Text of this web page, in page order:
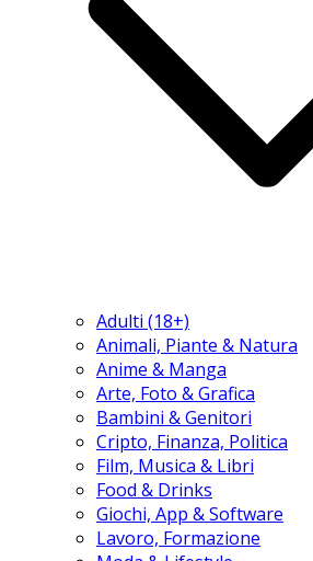
Adulti (18+)
Animali, Piante & Natura
Anime & Manga
Arte, Foto & Grafica
Bambini & Genitori
Cripto, Finanza, Politica
Film, Musica & Libri
Food & Drinks
Giochi, App & Software
Lavoro, Formazione